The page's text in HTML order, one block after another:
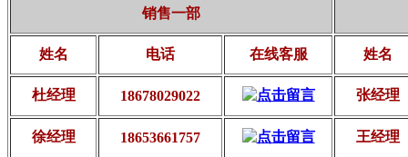
销售一部
姓名 电话 在线客服 姓名
杜经理 18678029022 张经理
徐经理 18653661757 王经理